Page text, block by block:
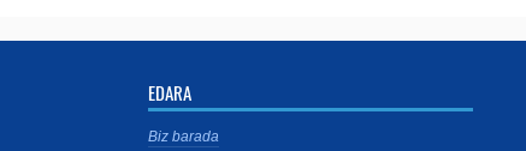
EDARA
Biz barada